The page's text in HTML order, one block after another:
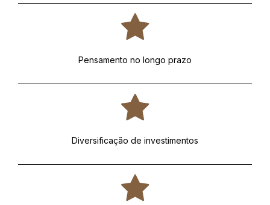
Pensamento no longo prazo
Diversificação de investimentos